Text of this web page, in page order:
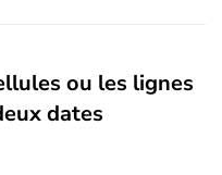
ou les lignes
dates